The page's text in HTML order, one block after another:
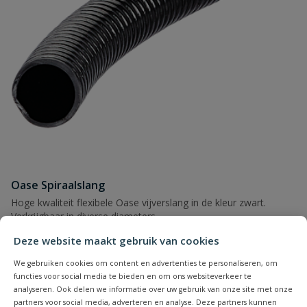
Deze website maakt gebruik van cookies
We gebruiken cookies om content en advertenties te personaliseren, om
functies voor social media te bieden en om ons websiteverkeer te
analyseren. Ook delen we informatie over uw gebruik van onze site met onze
partners voor social media, adverteren en analyse. Deze partners kunnen
Oase Spiraalslang
Hoge kwaliteit flexibele Oase vijverslang in de kleur zwart.
Verkrijgbaar in diverse diameters.
Op voorraad
vanaf
€2,65